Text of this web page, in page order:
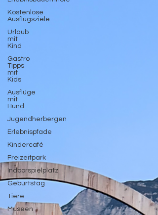
Kostenlose
Ausflugsziele
Urlaub
mit
Kind
Gastro
Tipps
mit
Kids
Ausflüge
mit
Hund
Jugendherbergen
Erlebnispfade
Kindercafé
Freizeitpark
Indoorspielplatz
Geburtstag
Tiere
Museen